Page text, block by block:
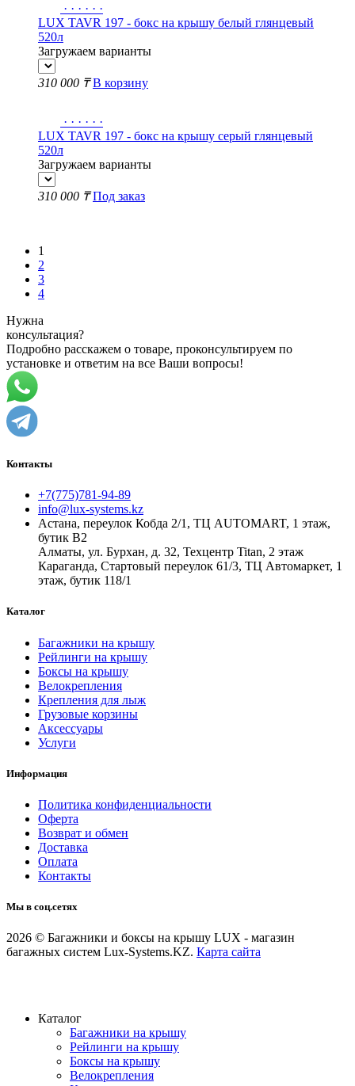
· · · · · ·
LUX TAVR 197 - бокс на крышу белый глянцевый
520л
Загружаем варианты
310 000 ₸ В корзину
· · · · · ·
LUX TAVR 197 - бокс на крышу серый глянцевый
520л
Загружаем варианты
310 000 ₸ Под заказ
1
2
3
4
Нужна
консультация?
Подробно расскажем о товаре, проконсультируем по
установке и ответим на все Ваши вопросы!
Контакты
+7(775)781-94-89
info@lux-systems.kz
Астана, переулок Кобда 2/1, ТЦ AUTOMART, 1 этаж,
бутик B2
Алматы, ул. Бурхан, д. 32, Техцентр Titan, 2 этаж
Караганда, Стартовый переулок 61/3, ТЦ Автомаркет, 1
этаж, бутик 118/1
Каталог
Багажники на крышу
Рейлинги на крышу
Боксы на крышу
Велокрепления
Крепления для лыж
Грузовые корзины
Аксессуары
Услуги
Информация
Политика конфиденциальности
Оферта
Возврат и обмен
Доставка
Оплата
Контакты
Мы в соц.сетях
2026 © Багажники и боксы на крышу LUX - магазин
багажных систем Lux-Systems.KZ. Карта сайта
Каталог
Багажники на крышу
Рейлинги на крышу
Боксы на крышу
Велокрепления